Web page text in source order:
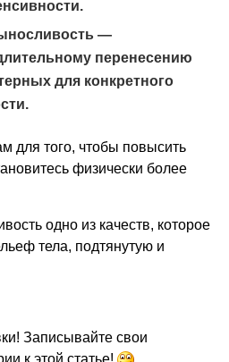
—
перенесению
для конкретного
для того, чтобы повысить
физически более
одно из качеств, которое
тела, подтянутую и
Записывайте свои
к этой статье!